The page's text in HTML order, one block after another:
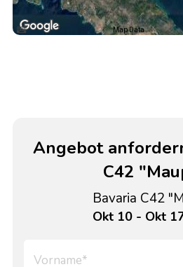
Map Data
Angebot
C42
Bavaria C42
Okt 10 - Okt